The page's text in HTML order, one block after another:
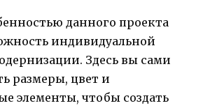
данного проекта
индивидуальной
Здесь вы сами
размеры, цвет и
элементы, чтобы создать